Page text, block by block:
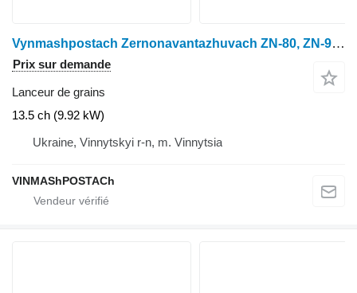
Vynmashpostach Zernonavantazhuvach ZN-80, ZN-90 ta ZN-120
Prix sur demande
Lanceur de grains
13.5 ch (9.92 kW)
Ukraine, Vinnytskyi r-n, m. Vinnytsia
VINMAShPOSTACh